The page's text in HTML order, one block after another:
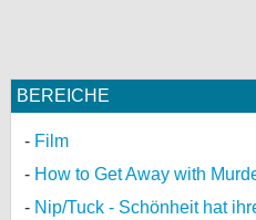
BEREICHE
Film
How to Get Away with
Nip/Tuck - Schönheit hat